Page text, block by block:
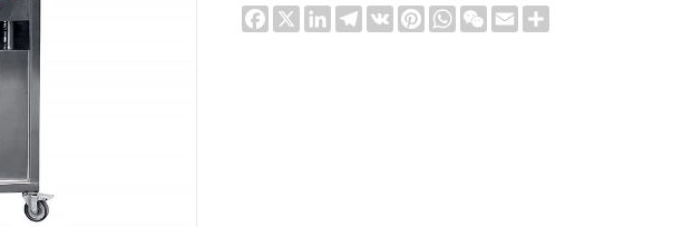
Facebook
X LinkedInTelegram
VK Pinterest
WhatsApp
WeChat
Email